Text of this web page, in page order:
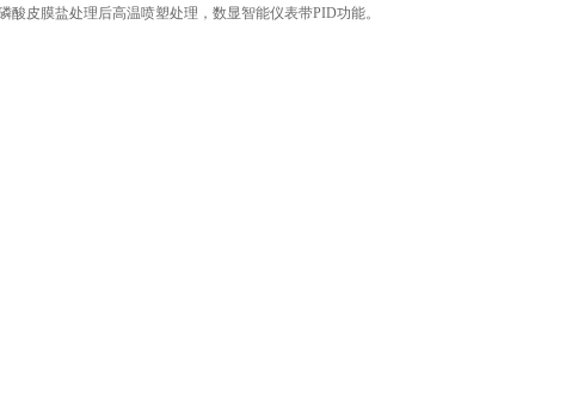
酸皮膜盐处理后高温喷塑处理，数显智能仪表带PID功能。